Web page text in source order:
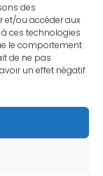
des
et/ou accéder aux
ces technologies
le comportement
de ne pas
un effet négatif